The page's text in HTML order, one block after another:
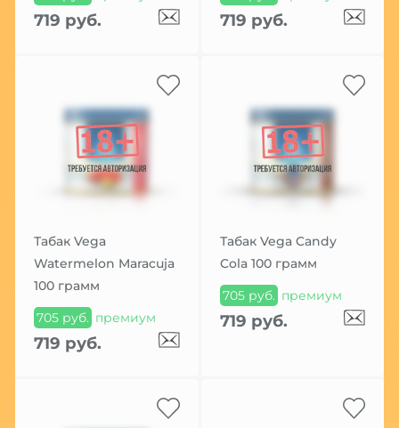
719 руб. 719 руб.
Табак Vega
Watermelon Maracuja
100 грамм
705 руб. премиум
719 руб.
Табак Vega Candy
Cola 100 грамм
705 руб. премиум
719 руб.